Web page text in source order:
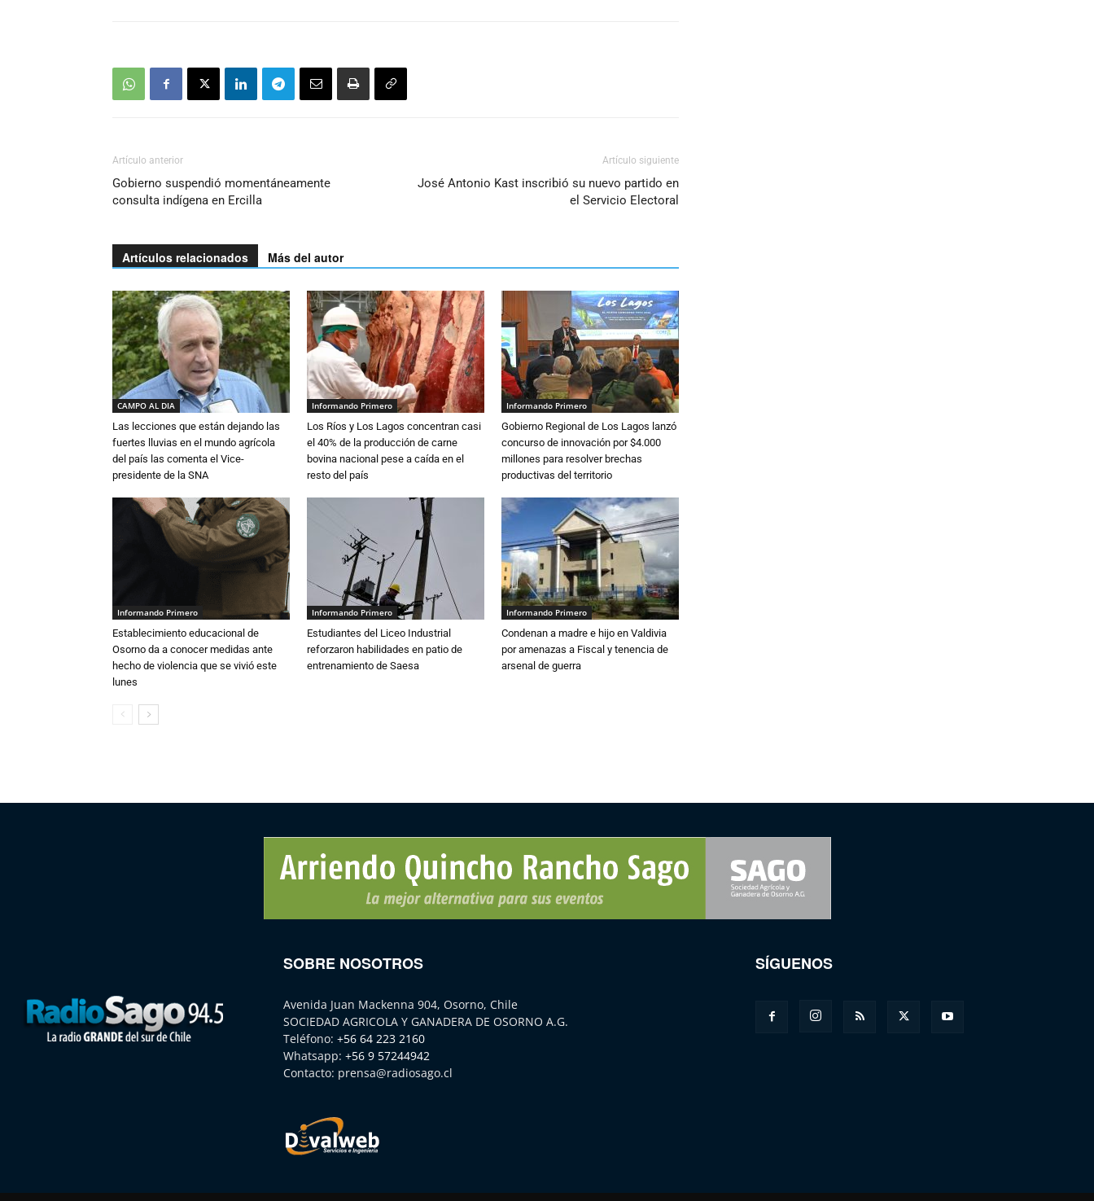
Artículo anterior
Gobierno suspendió momentáneamente
consulta indígena en Ercilla
Artículo siguiente
José Antonio Kast inscribió su nuevo partido en
el Servicio Electoral
Artículos relacionados Más del autor
CAMPO AL DIA
Las lecciones que están dejando las
fuertes lluvias en el mundo agrícola
del país las comenta el Vice-
presidente de la SNA
Informando Primero
Los Ríos y Los Lagos concentran casi
el 40% de la producción de carne
bovina nacional pese a caída en el
resto del país
Informando Primero
Gobierno Regional de Los Lagos lanzó
concurso de innovación por $4.000
millones para resolver brechas
productivas del territorio
Informando Primero
Establecimiento educacional de
Osorno da a conocer medidas ante
hecho de violencia que se vivió este
lunes
Informando Primero
Estudiantes del Liceo Industrial
reforzaron habilidades en patio de
entrenamiento de Saesa
Informando Primero
Condenan a madre e hijo en Valdivia
por amenazas a Fiscal y tenencia de
arsenal de guerra
SOBRE NOSOTROS
Avenida Juan Mackenna 904, Osorno, Chile
SOCIEDAD AGRICOLA Y GANADERA DE OSORNO A.G.
Teléfono: +56 64 223 2160
Whatsapp: +56 9 57244942
Contacto: prensa@radiosago.cl
SÍGUENOS